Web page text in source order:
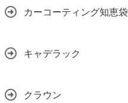
カーコーティング知恵袋
キャデラック
クラウン